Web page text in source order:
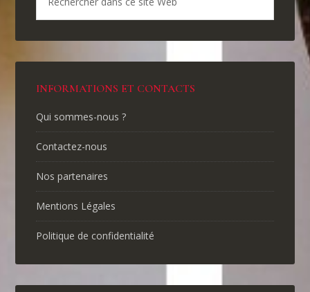
INFORMATIONS ET CONTACTS
Qui sommes-nous ?
Contactez-nous
Nos partenaires
Mentions Légales
Politique de confidentialité